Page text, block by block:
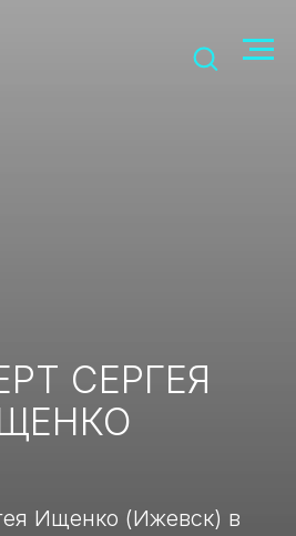
СЕРГЕЯ
Ищенко (Ижевск) в